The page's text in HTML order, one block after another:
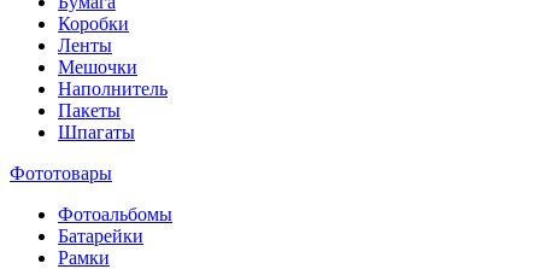
Коробки
Ленты
Мешочки
Наполнитель
Пакеты
Шпагаты
Фототовары
Фотоальбомы
Батарейки
Рамки